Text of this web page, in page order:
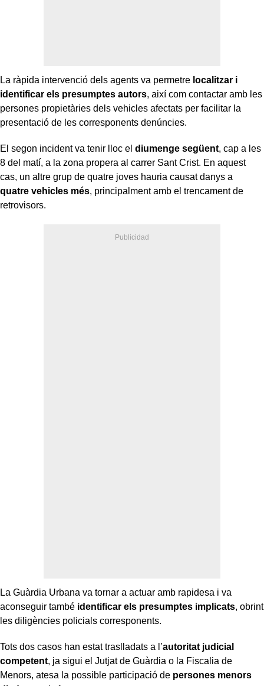
La ràpida intervenció dels agents va permetre localitzar i
identificar els presumptes autors, així com contactar amb les
persones propietàries dels vehicles afectats per facilitar la
presentació de les corresponents denúncies.
El segon incident va tenir lloc el diumenge següent, cap a les
8 del matí, a la zona propera al carrer Sant Crist. En aquest
cas, un altre grup de quatre joves hauria causat danys a
quatre vehicles més, principalment amb el trencament de
retrovisors.
La Guàrdia Urbana va tornar a actuar amb rapidesa i va
aconseguir també identificar els presumptes implicats, obrint
les diligències policials corresponents.
Tots dos casos han estat traslladats a l’autoritat judicial
competent, ja sigui el Jutjat de Guàrdia o la Fiscalia de
Menors, atesa la possible participació de persones menors